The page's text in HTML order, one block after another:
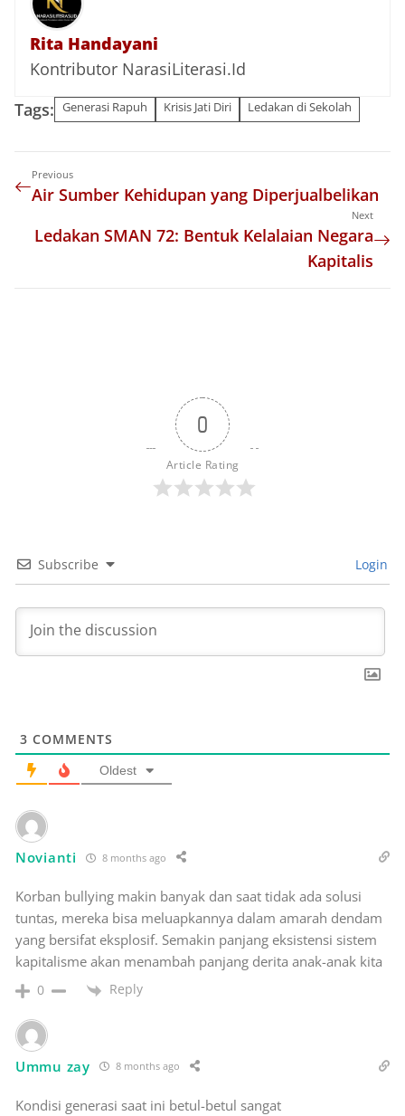
Rita Handayani
Kontributor NarasiLiterasi.Id
Tags: Generasi Rapuh Krisis Jati Diri Ledakan di Sekolah
Previous
Air Sumber Kehidupan yang Diperjualbelikan
Next
Ledakan SMAN 72: Bentuk Kelalaian Negara
Kapitalis
0
Article Rating
Subscribe Login
3 COMMENTS
Oldest
Novianti 8 months ago
Korban bullying makin banyak dan saat tidak ada solusi
tuntas, mereka bisa meluapkannya dalam amarah dendam
yang bersifat eksplosif. Semakin panjang eksistensi sistem
kapitalisme akan menambah panjang derita anak-anak kita
0 Reply
Ummu zay 8 months ago
Kondisi generasi saat ini betul-betul sangat